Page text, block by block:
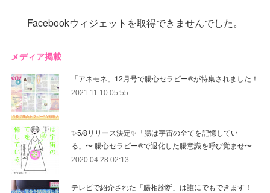
Facebookウィジェットを取得できませんでした。
メディア掲載
「アネモネ」12月号で腸心セラピー®︎が特集されました！
2021.11.10 05:55
✨5/8リリース決定✨「腸は宇宙の全てを記憶してい
る」〜 腸心セラピー®︎で退化した腸意識を呼び覚ませ〜
2020.04.28 02:13
テレビで紹介された「腸相診断」は誰にでもできます！